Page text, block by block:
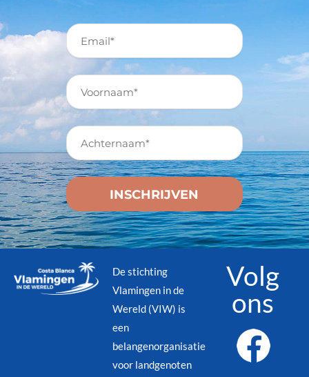
De stichting
Vlamingen in de
Wereld (VIW) is
een
belangenorganisatie
voor landgenoten
Volg
ons